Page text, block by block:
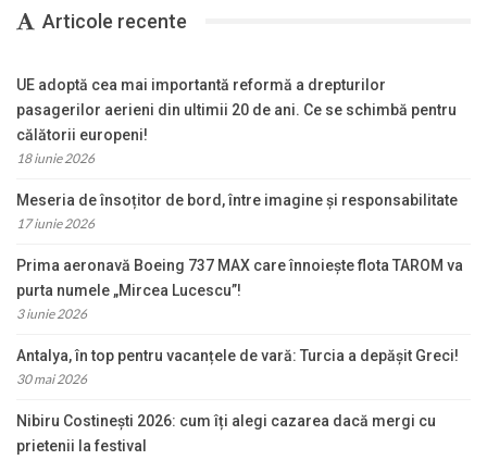
Articole recente
UE adoptă cea mai importantă reformă a drepturilor
pasagerilor aerieni din ultimii 20 de ani. Ce se schimbă pentru
călătorii europeni!
18 iunie 2026
Meseria de însoțitor de bord, între imagine și responsabilitate
17 iunie 2026
Prima aeronavă Boeing 737 MAX care înnoiește flota TAROM va
purta numele „Mircea Lucescu”!
3 iunie 2026
Antalya, în top pentru vacanțele de vară: Turcia a depășit Greci!
30 mai 2026
Nibiru Costinești 2026: cum îți alegi cazarea dacă mergi cu
prietenii la festival